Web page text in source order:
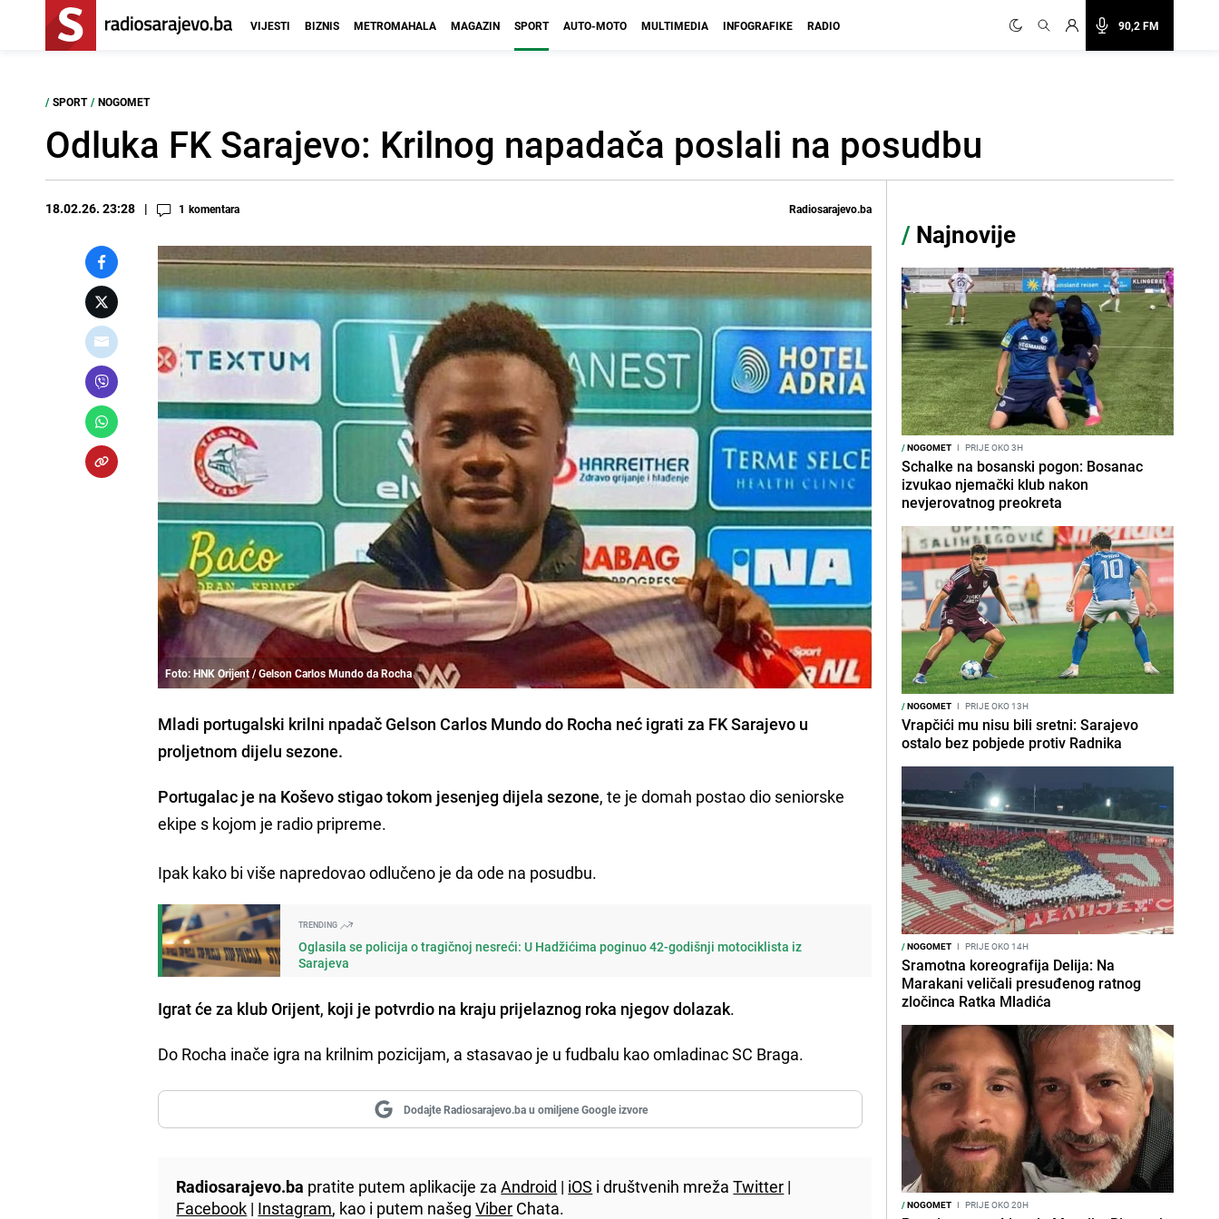
90,2 FM
VIJESTI BIZNIS METROMAHALA MAGAZIN SPORT AUTO-MOTO MULTIMEDIA INFOGRAFIKE RADIO
/ SPORT / NOGOMET
Odluka FK Sarajevo: Krilnog napadača poslali na posudbu
18.02.26. 23:28 1 komentara Radiosarajevo.ba
Foto: HNK Orijent / Gelson Carlos Mundo da Rocha
Mladi portugalski krilni npadač Gelson Carlos Mundo do Rocha neć igrati za FK Sarajevo u
proljetnom dijelu sezone.
Portugalac je na Koševo stigao tokom jesenjeg dijela sezone, te je domah postao dio seniorske
ekipe s kojom je radio pripreme.
Ipak kako bi više napredovao odlučeno je da ode na posudbu.
TRENDING
Oglasila se policija o tragičnoj nesreći: U Hadžićima poginuo 42-godišnji motociklista iz
Sarajeva
Igrat će za klub Orijent, koji je potvrdio na kraju prijelaznog roka njegov dolazak.
Do Rocha inače igra na krilnim pozicijam, a stasavao je u fudbalu kao omladinac SC Braga.
Dodajte Radiosarajevo.ba u omiljene Google izvore
Radiosarajevo.ba pratite putem aplikacije zaAndroid | iOS i društvenih mrežaTwitter |
Facebook | Instagram, kao i putem našegViber Chata.
/ Najnovije
/NOGOMET I PRIJE OKO 3H
Schalke na bosanski pogon: Bosanac
izvukao njemački klub nakon
nevjerovatnog preokreta
/NOGOMET I PRIJE OKO 13H
Vrapčići mu nisu bili sretni: Sarajevo
ostalo bez pobjede protiv Radnika
/NOGOMET I PRIJE OKO 14H
Sramotna koreografija Delija: Na
Marakani veličali presuđenog ratnog
zločinca Ratka Mladića
/NOGOMET I PRIJE OKO 20H